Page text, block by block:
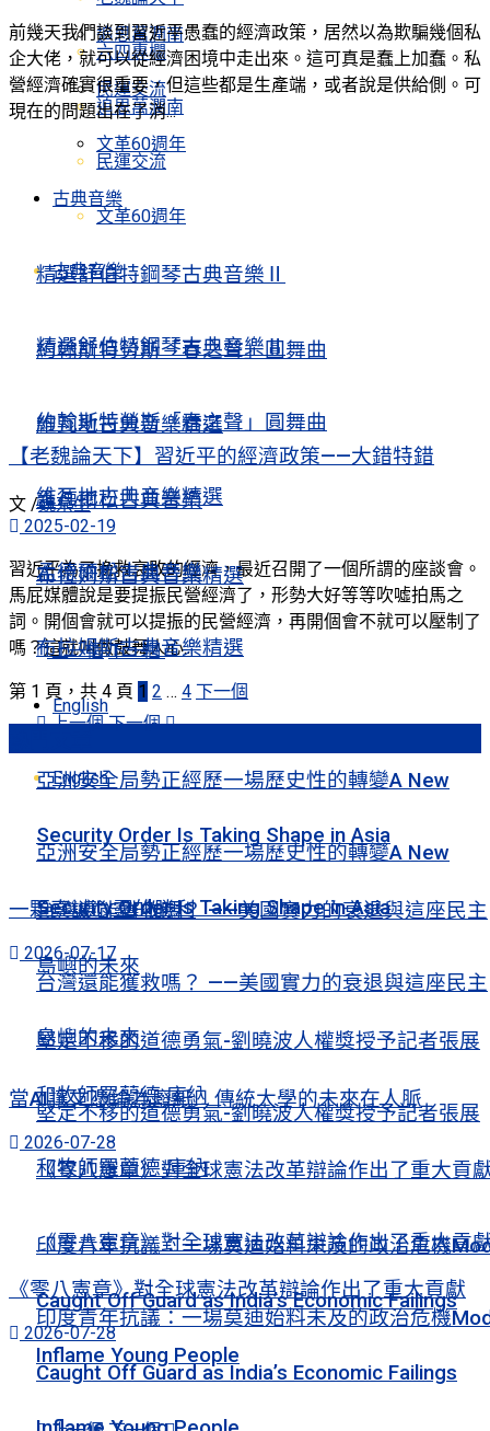
追思萬潤南
民運交流
文革60週年
古典音樂
精選舒伯特鋼琴古典音樂Ⅱ
約翰斯特勞斯「春之聲」圓舞曲
維瓦地古典音樂精選
孟德爾松古典音樂
布拉姆斯古典音樂精選
上一個 下一個
English
亞洲安全局勢正經歷一場歷史性的轉變A New
Security Order Is Taking Shape in Asia
台灣還能獲救嗎？ ——美國實力的衰退與這座民主
島嶼的未來
堅定不移的道德勇氣-劉曉波人權獎授予記者張展
和牧師羅蘭德·庫納
《零八憲章》對全球憲法改革辯論作出了重大貢
印度青年抗議：一場莫迪始料未及的政治危機
Caught Off Guard as India’s Economic Failings
Inflame Young People
六四專欄
追思萬潤南
民運交流
文革60週年
古典音樂
精選舒伯特鋼琴古典音樂Ⅱ
約翰斯特勞斯「春之聲」圓舞曲
維瓦地古典音樂精選
孟德爾松古典音樂
布拉姆斯古典音樂精選
上一個 下一個
English
亞洲安全局勢正經歷一場歷史性的轉變A New
Security Order Is Taking Shape in Asia
台灣還能獲救嗎？ ——美國實力的衰退與這座民主
島嶼的未來
堅定不移的道德勇氣-劉曉波人權獎授予記者張展
和牧師羅蘭德·庫納
《零八憲章》對全球憲法改革辯論作出了重大貢
印度青年抗議：一場莫迪始料未及的政治危機
Caught Off Guard as India’s Economic Failings
前幾天我們談到習近平愚蠢的經濟政策，居然以為欺騙幾個私
企大佬，就可以從經濟困境中走出來。這可真是蠢上加蠢。私
營經濟確實很重要，但這些都是生產端，或者說是供給側。可
現在的問題出在了消...
【老魏論天下】習近平的經濟政策——大錯特錯
文 /魏京生
2025-02-19
習近平為了挽救衰敗的經濟，最近召開了一個所謂的座談會。
馬屁媒體說是要提振民營經濟了，形勢大好等等吹噓拍馬之
詞。開個會就可以提振的民營經濟，再開個會不就可以壓制了
嗎？這就叫做鼓舞人心...
第 1 頁，共 4 頁 1 2 … 4 下一個
一顆真誠心靈的勝利
2026-07-17
當AI讓文憑淪為廢紙 傳統大學的未來在人脈
2026-07-28
《零八憲章》對全球憲法改革辯論作出了重大貢獻
2026-07-28